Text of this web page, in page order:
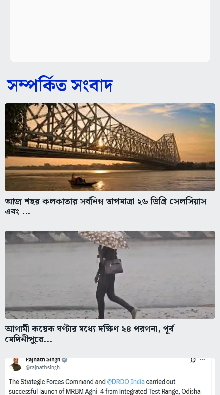
সম্পর্কিত সংবাদ
আজ শহর কলকাতার সর্বনিম্ন তাপমাত্রা ২৬ ডিগ্রি সেলসিয়াস
এবং ...
আগামী কয়েক ঘণ্টার মধ্যে দক্ষিণ ২৪ পরগনা, পূর্ব
মেদিনীপুরে...